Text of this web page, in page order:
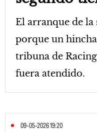
El arranque de la
porque un
tribuna de
fuera atendido.
09-05-2026 19:20